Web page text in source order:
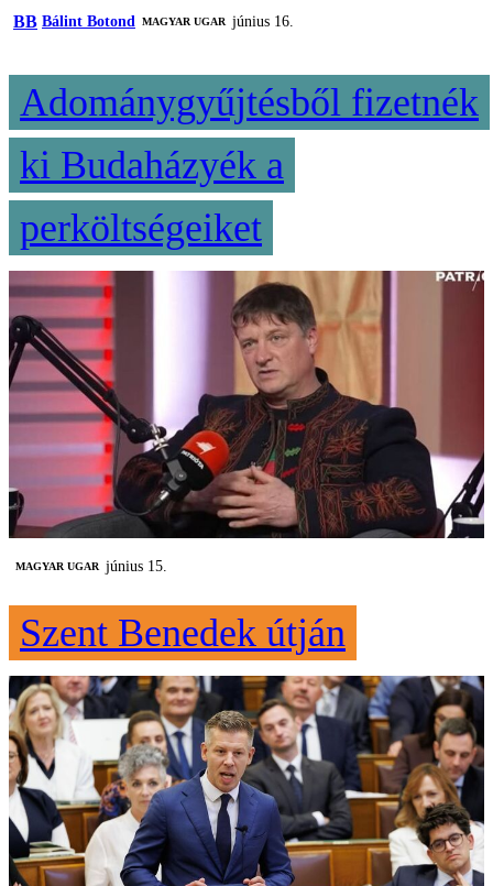
BB Bálint Botond MAGYAR UGAR június 16.
Adománygyűjtésből fizetnék
ki Budaházyék a
perköltségeiket
MAGYAR UGAR június 15.
Szent Benedek útján